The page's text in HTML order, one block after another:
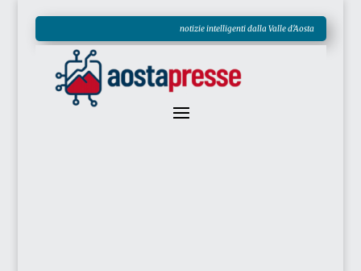
notizie intelligenti dalla Valle d'Aosta